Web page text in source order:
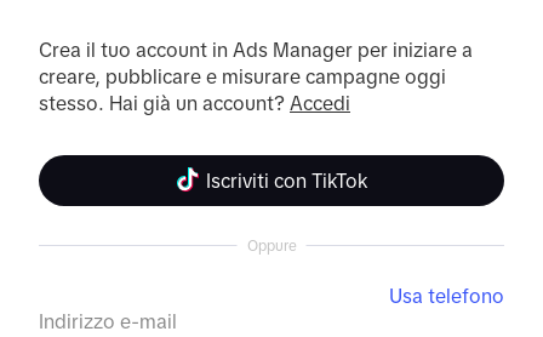
Crea il tuo account in Ads Manager per iniziare a
creare, pubblicare e misurare campagne oggi
stesso. Hai già un account? Accedi
Iscriviti con TikTok
Oppure
Indirizzo e-mail
Usa telefono